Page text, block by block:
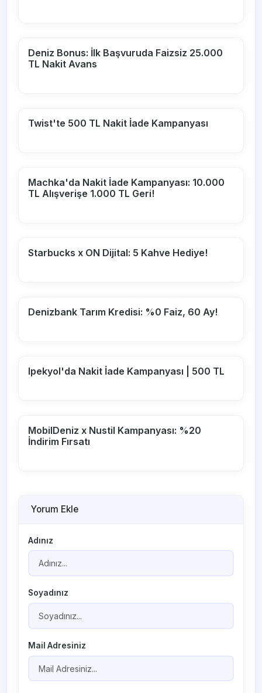
Deniz Bonus: İlk Başvuruda Faizsiz 25.000
TL Nakit Avans
Twist'te 500 TL Nakit İade Kampanyası
Machka'da Nakit İade Kampanyası: 10.000
TL Alışverişe 1.000 TL Geri!
Starbucks x ON Dijital: 5 Kahve Hediye!
Denizbank Tarım Kredisi: %0 Faiz, 60 Ay!
Ipekyol'da Nakit İade Kampanyası | 500 TL
MobilDeniz x Nustil Kampanyası: %20
İndirim Fırsatı
Yorum Ekle
Adınız
Soyadınız
Mail Adresiniz